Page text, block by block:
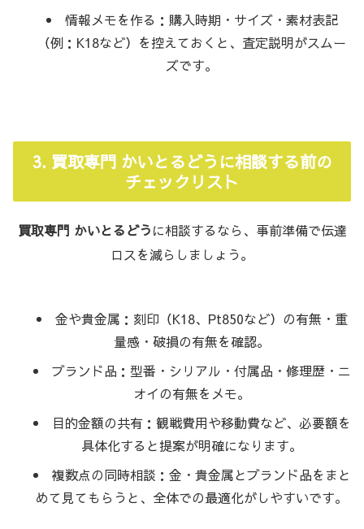
情報メモを作る：購入時期・サイズ・素材表記
（例：K18など）を控えておくと、査定説明がスムー
ズです。
3. 買取専門 かいとるどうに相談する前の
チェックリスト
買取専門 かいとるどうに相談するなら、事前準備で伝達
ロスを減らしましょう。
金や貴金属：刻印（K18、Pt850など）の有無・重
量感・破損の有無を確認。
ブランド品：型番・シリアル・付属品・修理歴・ニ
オイの有無をメモ。
目的金額の共有：観戦費用や移動費など、必要額を
具体化すると提案が明確になります。
複数点の同時相談：金・貴金属とブランド品をまと
めて見てもらうと、全体での最適化がしやすいです。